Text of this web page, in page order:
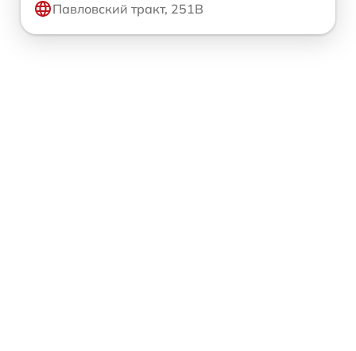
Павловский тракт, 251В